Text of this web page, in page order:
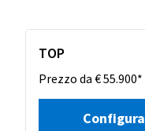
TOP
Prezzo da € 55.900*
Configura